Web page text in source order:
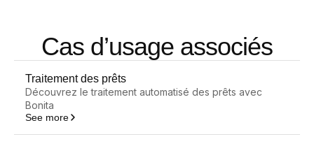
Cas d’usage associés
Traitement des prêts
Découvrez le traitement automatisé des prêts avec
Bonita
See more